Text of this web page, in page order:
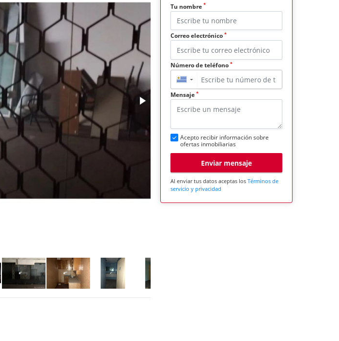
Tu nombre *
Correo electrónico *
Número de teléfono *
▼
Mensaje *
Acepto recibir información sobre
ofertas inmobiliarias
Enviar mensaje
Al enviar tus datos aceptas los Términos de
servicio y privacidad